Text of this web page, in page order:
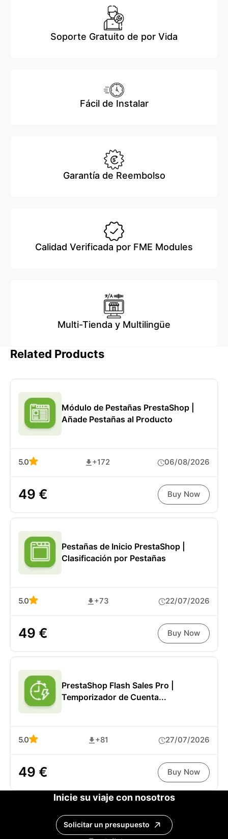
Soporte Gratuito de por Vida
Fácil de Instalar
Garantía de Reembolso
Calidad Verificada por FME Modules
Multi-Tienda y Multilingüe
Related Products
Módulo de Pestañas PrestaShop |
Añade Pestañas al Producto
5.0 +172 06/08/2026
49 € Buy Now
Pestañas de Inicio PrestaShop |
Clasificación por Pestañas
5.0 +73 22/07/2026
49 € Buy Now
PrestaShop Flash Sales Pro |
Temporizador de Cuenta...
5.0 +81 27/07/2026
49 € Buy Now
Inicie su viaje con nosotros
Solicitar un presupuesto